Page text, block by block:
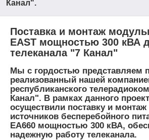
Канал".
Поставка и монтаж
EAST мощностью 300 кВА
телеканала "7 Канал"
Мы с гордостью представляем
реализованный нашей
республиканского
Канал". В рамках данного
осуществили поставку и
источников бесперебойного
EA660 мощностью 300 кВА,
надежную работу телеканала.